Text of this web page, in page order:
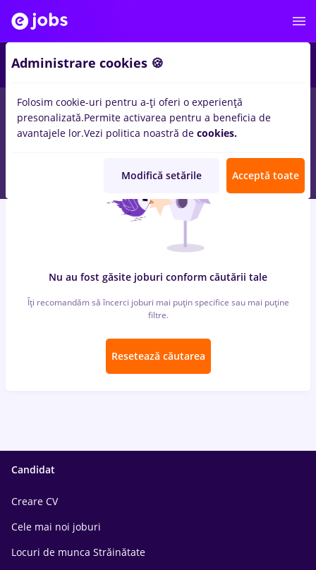
locuri de muncacu salarii alimentatie publica, Part time
Bucurestipentru StudentinIT / Telecom
Nu au fost găsite joburi conform căutării tale
Îți recomandăm să încerci joburi mai puțin specifice sau mai puține
filtre.
Resetează căutarea
Candidat
Creare CV
Cele mai noi joburi
Locuri de munca Străinătate
Administrare cookies 🍪
Folosim cookie-uri pentru a-ți oferi o experiență
presonalizată.Permite activarea pentru a beneficia de
avantajele lor.Vezi politica noastră de cookies.
Modifică setările Acceptă toate